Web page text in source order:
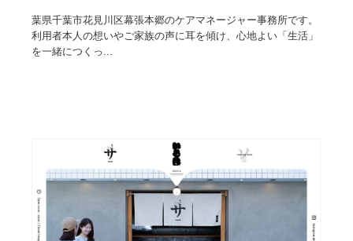
葉県千葉市花見川区幕張本郷のケアマネージャー事務所です。
利用者本人の想いやご家族の声に耳を傾け、心地よい「生活」
を一緒につくっ...